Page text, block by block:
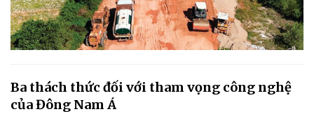
Ba thách thức đối với tham vọng công nghệ
của Đông Nam Á